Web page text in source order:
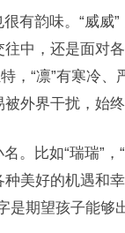
有韵味。“威威
中，还是面对
，“凛”有寒冷
外界干扰，始终
。比如“瑞瑞”，
美好的机遇和
期望孩子能够